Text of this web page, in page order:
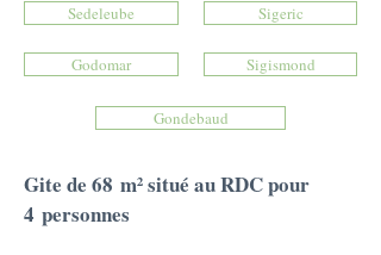
Sedeleube
Godomar
Sigeric
Sigismond
Gondebaud
Gite de 68 m² situé au RDC pour
4 personnes